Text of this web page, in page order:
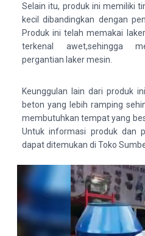
Selain itu, produk ini memiliki
kecil dibandingkan dengan
Produk ini telah memakai
terkenal awet,sehingga
pergantian laker mesin.
Keunggulan lain dari produk
beton yang lebih ramping
membutuhkan tempat yang
Untuk informasi produk dan
dapat ditemukan di Toko
V
i
d
e
o